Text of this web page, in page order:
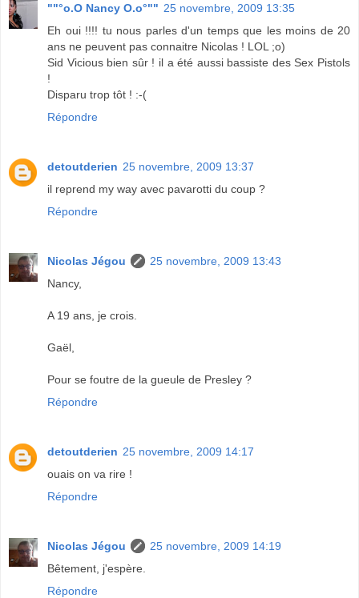
""°o.O Nancy O.o°"" 25 novembre, 2009 13:35
Eh oui !!!! tu nous parles d'un temps que les moins de 20
ans ne peuvent pas connaitre Nicolas ! LOL ;o)
Sid Vicious bien sûr ! il a été aussi bassiste des Sex Pistols
!
Disparu trop tôt ! :-(
Répondre
detoutderien 25 novembre, 2009 13:37
il reprend my way avec pavarotti du coup ?
Répondre
Nicolas Jégou
25 novembre, 2009 13:43
Nancy,
A 19 ans, je crois.
Gaël,
Pour se foutre de la gueule de Presley ?
Répondre
detoutderien 25 novembre, 2009 14:17
ouais on va rire !
Répondre
Nicolas Jégou
25 novembre, 2009 14:19
Bêtement, j'espère.
Répondre